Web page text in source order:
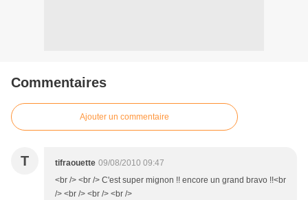
Commentaires
Ajouter un commentaire
T tifraouette 09/08/2010 09:47
<br /> <br /> C'est super mignon !! encore un grand bravo !!<br
/> <br /> <br /> <br />